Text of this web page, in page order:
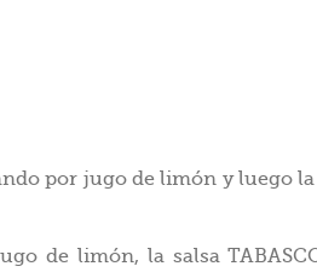
por jugo de limón y luego
de limón, la salsa